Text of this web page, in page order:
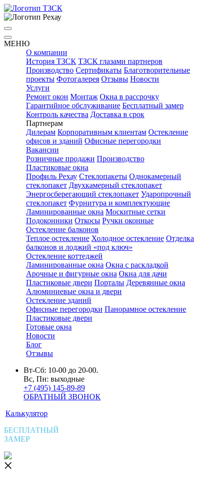
МЕНЮ
О компании
История ТЗСК ТЗСК глазами партнеров
Производство Сертификаты Благотворительные
проекты Фотогалерея Отзывы Новости
Услуги
Ремонт окон Монтаж Окна в рассрочку
Гарантийное обслуживание Бесплатный замер
Контроль качества Доставка в срок
Партнерам
Дилерам Корпоративным клиентам Остекление
офисов и зданий Офисные перегородки
Вакансии
Розничные продажи Производство
Пластиковые окна
Профиль Рехау Стеклопакеты Однокамерный
стеклопакет Двухкамерный стеклопакет
Энергосберегающий стеклопакет Ударопрочный
стеклопакет Фурнитура и комплектующие
Ламинированные окна Москитные сетки
Подоконники Откосы Ручки оконные
Остекление балконов
Теплое остекление Холодное остекление Отделка
балконов и лоджий «под ключ»
Остекление коттеджей
Ламинированные окна Окна с раскладкой
Арочные и фигурные окна Окна для дачи
Пластиковые двери Порталы Деревянные окна
Алюминиевые окна и двери
Остекление зданий
Офисные перегородки Панорамное остекление
Пластиковые двери
Готовые окна
Новости
Блог
Отзывы
Вт-Сб: 10-00 до 20-00.
Вс, Пн: выходные
+7 (495) 145-89-89
ОБРАТНЫЙ ЗВОНОК
Калькулятор
БЕСПЛАТНЫЙ
ЗАМЕР